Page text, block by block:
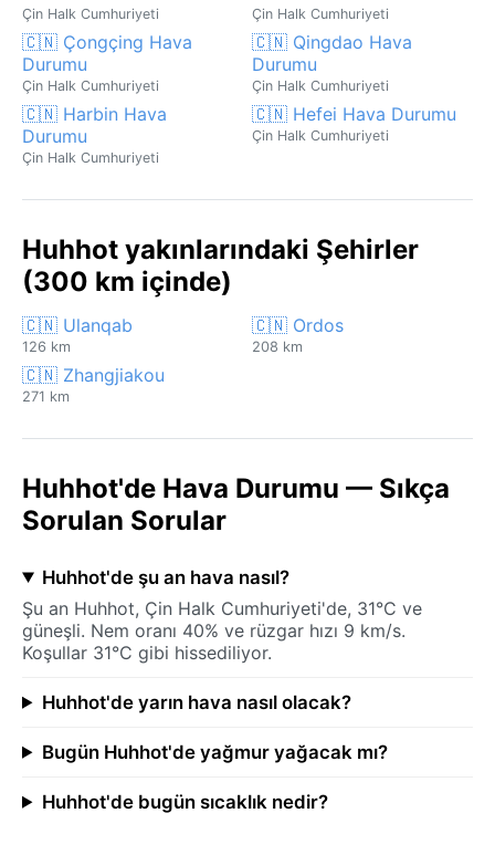
Çin Halk Cumhuriyeti Çin Halk Cumhuriyeti
🇨🇳 Çongçing Hava
Durumu
Çin Halk Cumhuriyeti
🇨🇳 Qingdao Hava
Durumu
Çin Halk Cumhuriyeti
🇨🇳 Harbin Hava
Durumu
Çin Halk Cumhuriyeti
🇨🇳 Hefei Hava Durumu
Çin Halk Cumhuriyeti
Huhhot yakınlarındaki Şehirler
(300 km içinde)
🇨🇳 Ulanqab
126 km
🇨🇳 Ordos
208 km
🇨🇳 Zhangjiakou
271 km
Huhhot'de Hava Durumu — Sıkça
Sorulan Sorular
Huhhot'de şu an hava nasıl?
Şu an Huhhot, Çin Halk Cumhuriyeti'de, 31°C ve
güneşli. Nem oranı 40% ve rüzgar hızı 9 km/s.
Koşullar 31°C gibi hissediliyor.
Huhhot'de yarın hava nasıl olacak?
Bugün Huhhot'de yağmur yağacak mı?
Huhhot'de bugün sıcaklık nedir?